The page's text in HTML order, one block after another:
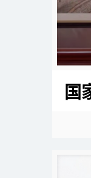
国